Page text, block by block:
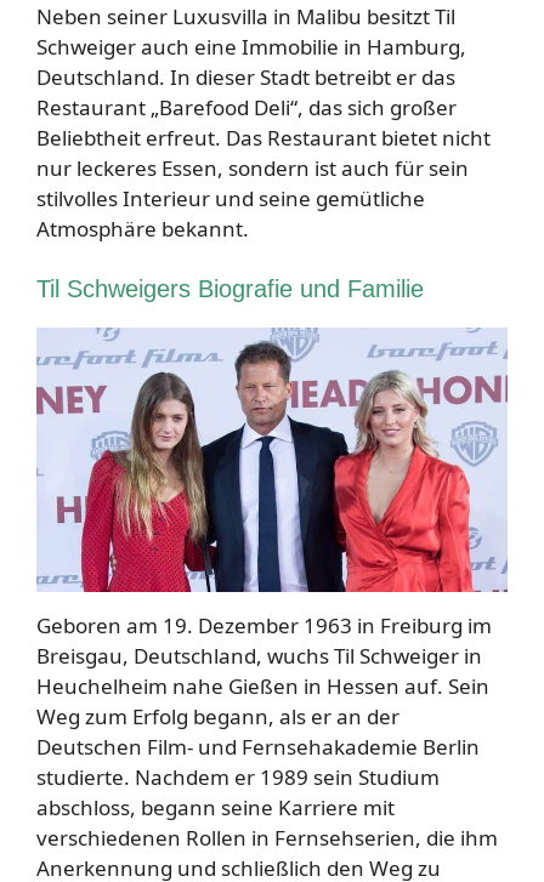
Neben seiner Luxusvilla in Malibu besitzt Til
Schweiger auch eine Immobilie in Hamburg,
Deutschland. In dieser Stadt betreibt er das
Restaurant „Barefood Deli“, das sich großer
Beliebtheit erfreut. Das Restaurant bietet nicht
nur leckeres Essen, sondern ist auch für sein
stilvolles Interieur und seine gemütliche
Atmosphäre bekannt.
Til Schweigers Biografie und Familie
Geboren am 19. Dezember 1963 in Freiburg im
Breisgau, Deutschland, wuchs Til Schweiger in
Heuchelheim nahe Gießen in Hessen auf. Sein
Weg zum Erfolg begann, als er an der
Deutschen Film- und Fernsehakademie Berlin
studierte. Nachdem er 1989 sein Studium
abschloss, begann seine Karriere mit
verschiedenen Rollen in Fernsehserien, die ihm
Anerkennung und schließlich den Weg zu